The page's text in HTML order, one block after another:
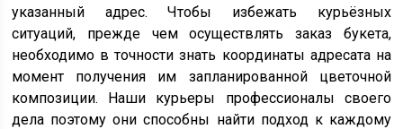
указанный адрес. Чтобы избежать курьёзных
ситуаций, прежде чем осуществлять заказ букета,
необходимо в точности знать координаты адресата на
момент получения им запланированной цветочной
композиции. Наши курьеры профессионалы своего
дела поэтому они способны найти подход к каждому